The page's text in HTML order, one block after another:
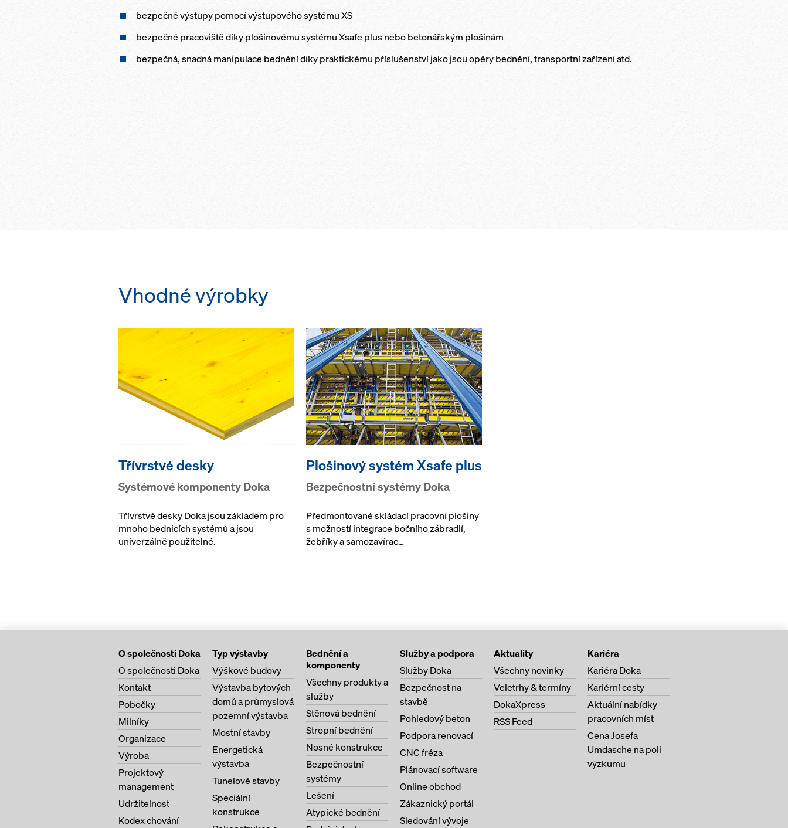
bezpečné výstupy pomocí výstupového systému XS
bezpečné pracoviště díky plošinovému systému Xsafe plus nebo betonářským plošinám
bezpečná, snadná manipulace bednění díky praktickému příslušenství jako jsou opěry bednění, transportní zařízení atd.
Vhodné výrobky
Třívrstvé desky
Systémové komponenty Doka
Třívrstvé desky Doka jsou základem pro
mnoho bednicích systémů a jsou
univerzálně použitelné.
Plošinový systém Xsafe plus
Bezpečnostní systémy Doka
Předmontované skládací pracovní plošiny
s možností integrace bočního zábradlí,
žebříky a samozavírac…
O společnosti Doka
O společnosti Doka
Kontakt
Pobočky
Milníky
Organizace
Výroba
Projektový
management
Udržitelnost
Kodex chování
Typ výstavby
Výškové budovy
Výstavba bytových
domů a průmyslová
pozemní výstavba
Mostní stavby
Energetická
výstavba
Tunelové stavby
Speciální
konstrukce
Bednění a
komponenty
Všechny produkty a
služby
Stěnová bednění
Stropní bednění
Nosné konstrukce
Bezpečnostní
systémy
Lešení
Atypické bednění
Služby a podpora
Služby Doka
Bezpečnost na
stavbě
Pohledový beton
Podpora renovací
CNC fréza
Plánovací software
Online obchod
Zákaznický portál
Sledování vývoje
Aktuality
Všechny novinky
Veletrhy & termíny
DokaXpress
RSS Feed
Kariéra
Kariéra Doka
Kariérní cesty
Aktuální nabídky
pracovních míst
Cena Josefa
Umdasche na poli
výzkumu